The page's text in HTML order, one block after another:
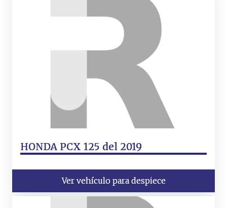
HONDA PCX 125 del 2019
Ver vehículo para despiece